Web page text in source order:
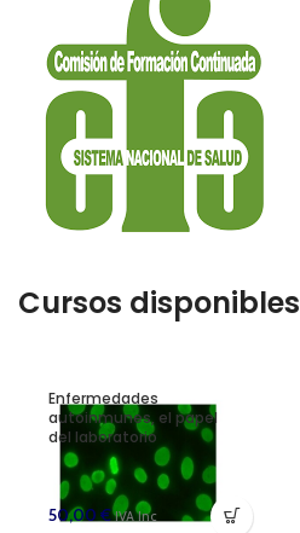
Cursos disponibles
Enfermedades
autoinmunes, el papel
del laboratorio
50,00 € IVA Inc